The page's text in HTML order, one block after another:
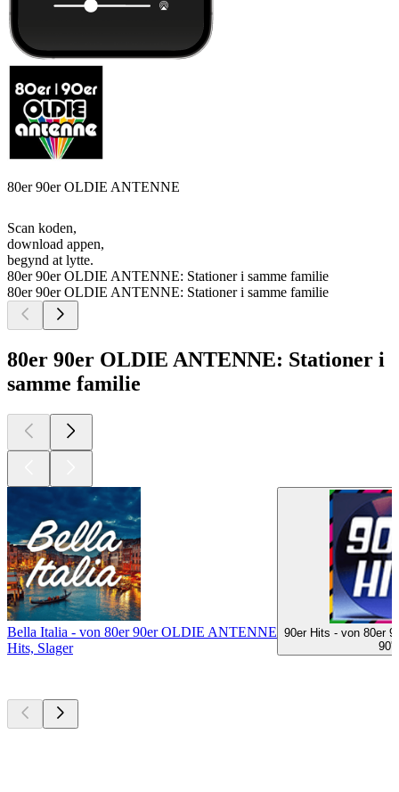
80er 90er OLDIE ANTENNE
Scan koden,
download appen,
begynd at lytte.
80er 90er OLDIE ANTENNE: Stationer i samme familie
80er 90er OLDIE ANTENNE: Stationer i samme familie
80er 90er OLDIE ANTENNE: Stationer i
samme familie
Bella Italia - von 80er 90er OLDIE ANTENNE
Hits, Slager
90er Hits - von 80er